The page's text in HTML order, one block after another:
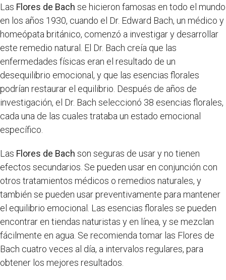
Las Flores de Bach se hicieron famosas en todo el mundo
en los años 1930, cuando el Dr. Edward Bach, un médico y
homeópata británico, comenzó a investigar y desarrollar
este remedio natural. El Dr. Bach creía que las
enfermedades físicas eran el resultado de un
desequilibrio emocional, y que las esencias florales
podrían restaurar el equilibrio. Después de años de
investigación, el Dr. Bach seleccionó 38 esencias florales,
cada una de las cuales trataba un estado emocional
específico.
Las Flores de Bach son seguras de usar y no tienen
efectos secundarios. Se pueden usar en conjunción con
otros tratamientos médicos o remedios naturales, y
también se pueden usar preventivamente para mantener
el equilibrio emocional. Las esencias florales se pueden
encontrar en tiendas naturistas y en línea, y se mezclan
fácilmente en agua. Se recomienda tomar las Flores de
Bach cuatro veces al día, a intervalos regulares, para
obtener los mejores resultados.